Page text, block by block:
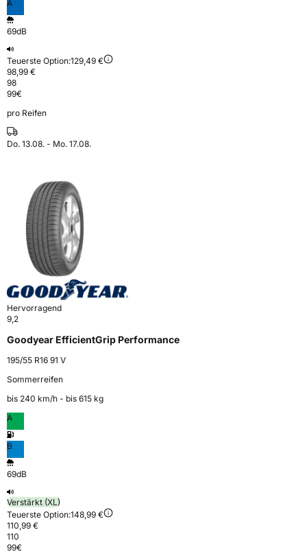
A
69dB
Teuerste Option:129,49 €
98,99 €
98
99€
pro Reifen
Do. 13.08. - Mo. 17.08.
Hervorragend
9,2
Goodyear EfficientGrip Performance
195/55 R16 91 V
Sommerreifen
bis 240 km⁠/⁠h - bis 615 kg
A
B
69dB
Verstärkt (XL)
Teuerste Option:148,99 €
110,99 €
110
99€